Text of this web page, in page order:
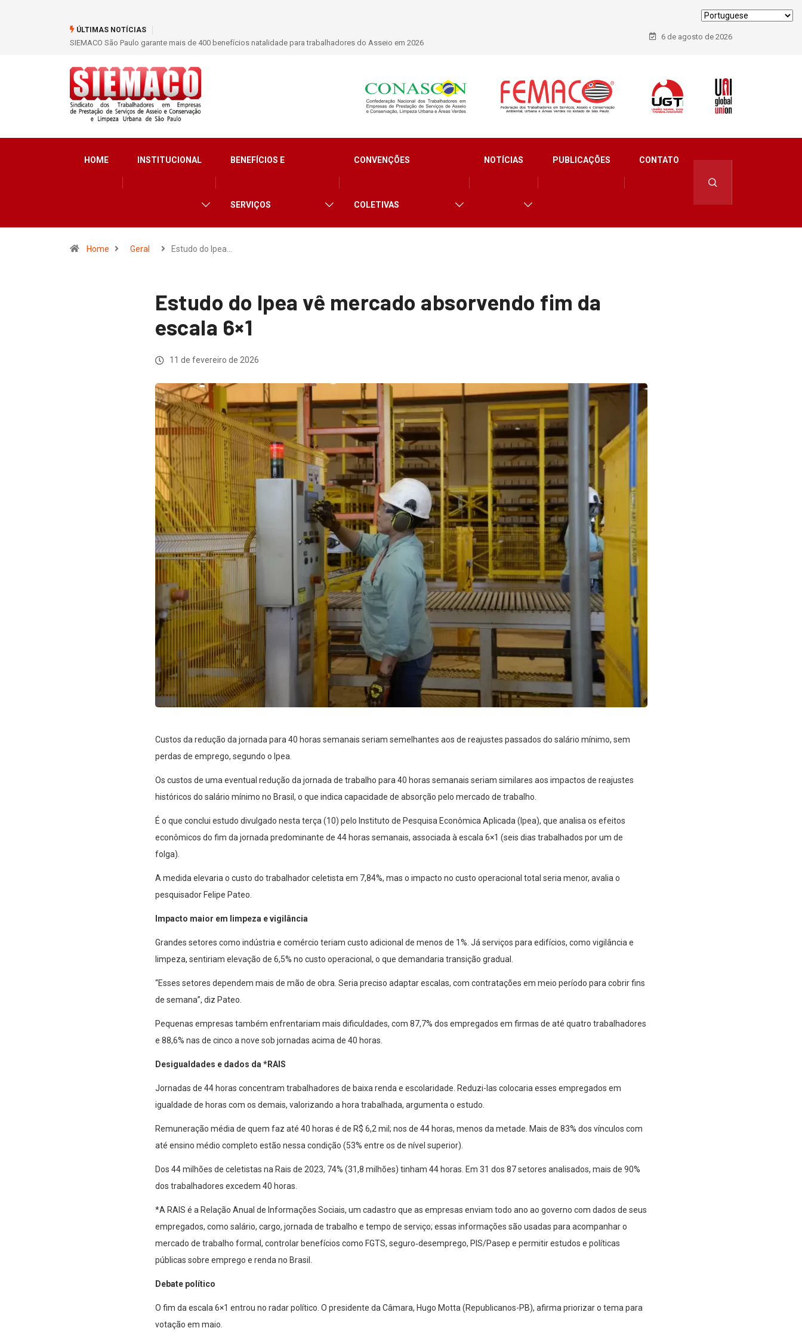
ÚLTIMAS NOTÍCIAS
SIEMACO São Paulo garante mais de 400 benefícios natalidade para trabalhadores do Asseio em 2026SIEMACO São Paulo marca presença em conferência internacional que debate os desafios do setor de
6 de agosto de 2026
HOME INSTITUCIONAL BENEFÍCIOS E
SERVIÇOS
CONVENÇÕES
COLETIVAS
NOTÍCIAS PUBLICAÇÕES CONTATO
Home Geral Estudo do Ipea…
Estudo do Ipea vê mercado absorvendo fim da
escala 6×1
11 de fevereiro de 2026
Custos da redução da jornada para 40 horas semanais seriam semelhantes aos de reajustes passados do salário mínimo, sem
perdas de emprego, segundo o Ipea.
Os custos de uma eventual redução da jornada de trabalho para 40 horas semanais seriam similares aos impactos de reajustes
históricos do salário mínimo no Brasil, o que indica capacidade de absorção pelo mercado de trabalho.
É o que conclui estudo divulgado nesta terça (10) pelo Instituto de Pesquisa Econômica Aplicada (Ipea), que analisa os efeitos
econômicos do fim da jornada predominante de 44 horas semanais, associada à escala 6×1 (seis dias trabalhados por um de
folga).
A medida elevaria o custo do trabalhador celetista em 7,84%, mas o impacto no custo operacional total seria menor, avalia o
pesquisador Felipe Pateo.
Impacto maior em limpeza e vigilância
Grandes setores como indústria e comércio teriam custo adicional de menos de 1%. Já serviços para edifícios, como vigilância e
limpeza, sentiriam elevação de 6,5% no custo operacional, o que demandaria transição gradual.
“Esses setores dependem mais de mão de obra. Seria preciso adaptar escalas, com contratações em meio período para cobrir fins
de semana”, diz Pateo.
Pequenas empresas também enfrentariam mais dificuldades, com 87,7% dos empregados em firmas de até quatro trabalhadores
e 88,6% nas de cinco a nove sob jornadas acima de 40 horas.
Desigualdades e dados da *RAIS
Jornadas de 44 horas concentram trabalhadores de baixa renda e escolaridade. Reduzi-las colocaria esses empregados em
igualdade de horas com os demais, valorizando a hora trabalhada, argumenta o estudo.
Remuneração média de quem faz até 40 horas é de R$ 6,2 mil; nos de 44 horas, menos da metade. Mais de 83% dos vínculos com
até ensino médio completo estão nessa condição (53% entre os de nível superior).
Dos 44 milhões de celetistas na Rais de 2023, 74% (31,8 milhões) tinham 44 horas. Em 31 dos 87 setores analisados, mais de 90%
dos trabalhadores excedem 40 horas.
*A RAIS é a Relação Anual de Informações Sociais, um cadastro que as empresas enviam todo ano ao governo com dados de seus
empregados, como salário, cargo, jornada de trabalho e tempo de serviço; essas informações são usadas para acompanhar o
mercado de trabalho formal, controlar benefícios como FGTS, seguro‑desemprego, PIS/Pasep e permitir estudos e políticas
públicas sobre emprego e renda no Brasil.
Debate político
O fim da escala 6×1 entrou no radar político. O presidente da Câmara, Hugo Motta (Republicanos-PB), afirma priorizar o tema para
votação em maio.